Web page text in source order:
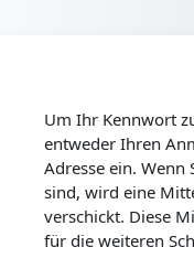
Um Ihr Kennwort
entweder Ihren
Adresse ein. Wenn
sind, wird eine
verschickt. Diese
für die weiteren